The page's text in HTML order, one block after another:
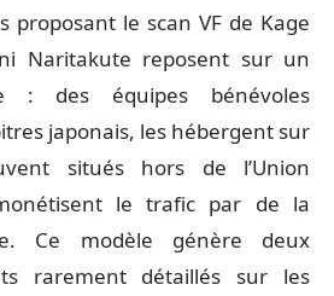
proposant le scan VF de Kage
Naritakute reposent sur un
: des équipes bénévoles
japonais, les hébergent sur
situés hors de l’Union
le trafic par de la
Ce modèle génère deux
rarement détaillés sur les